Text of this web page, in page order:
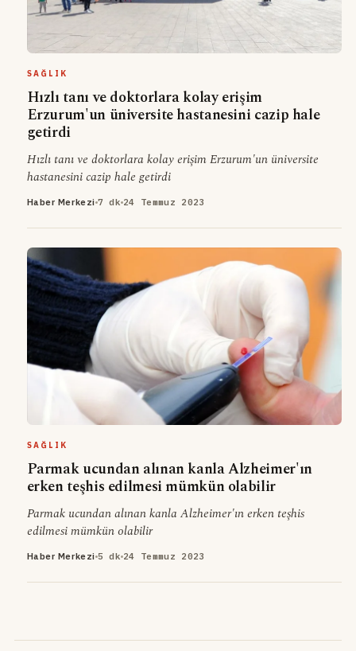
SAĞLIK
Hızlı tanı ve doktorlara kolay erişim
Erzurum'un üniversite hastanesini cazip hale
getirdi
Hızlı tanı ve doktorlara kolay erişim Erzurum'un üniversite
hastanesini cazip hale getirdi
Haber Merkezi 7 dk 24 Temmuz 2023
SAĞLIK
Parmak ucundan alınan kanla Alzheimer'ın
erken teşhis edilmesi mümkün olabilir
Parmak ucundan alınan kanla Alzheimer'ın erken teşhis
edilmesi mümkün olabilir
Haber Merkezi 5 dk 24 Temmuz 2023